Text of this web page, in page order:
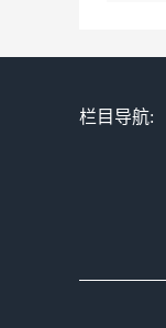
栏目导航: